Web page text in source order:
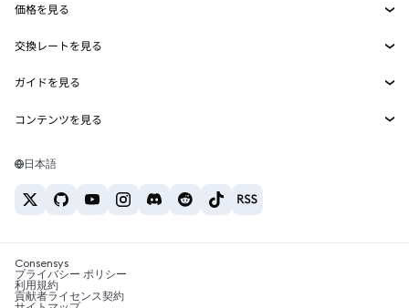
MetaMask Connect
Snaps
Web3サービス
セキュリティ
サポート
キャリア
お問い合わせ
価格を見る
イーサリアムの価格
Solanaの価格
Tetherの価格
交換レートを見る
ETH→USD
USDT→INR
BTC→INR
ETH→USDT
ガイドを見る
ETHの購入
USDTの購入
SHIBの購入
BNBの購入
コンテンツを見る
Solanaウォレット
税制関連ニュース
暗号資産の購入方法は？
日本語
Consensys
プライバシー ポリシー
利用規約
貢献者ライセンス契約